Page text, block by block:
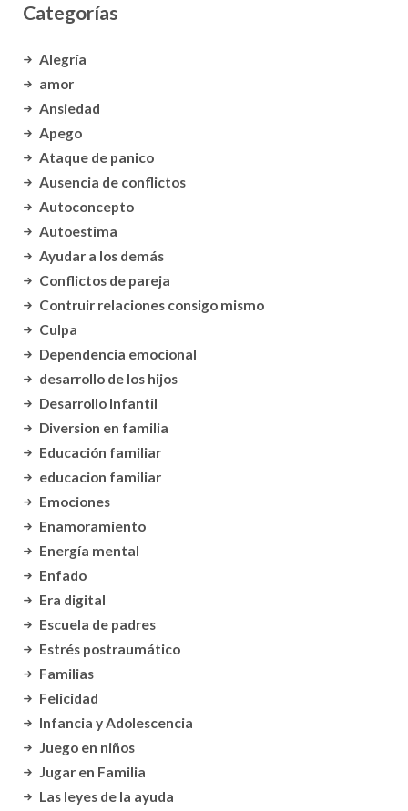
Categorías
Alegría
amor
Ansiedad
Apego
Ataque de panico
Ausencia de conflictos
Autoconcepto
Autoestima
Ayudar a los demás
Conflictos de pareja
Contruir relaciones consigo mismo
Culpa
Dependencia emocional
desarrollo de los hijos
Desarrollo Infantil
Diversion en familia
Educación familiar
educacion familiar
Emociones
Enamoramiento
Energía mental
Enfado
Era digital
Escuela de padres
Estrés postraumático
Familias
Felicidad
Infancia y Adolescencia
Juego en niños
Jugar en Familia
Las leyes de la ayuda